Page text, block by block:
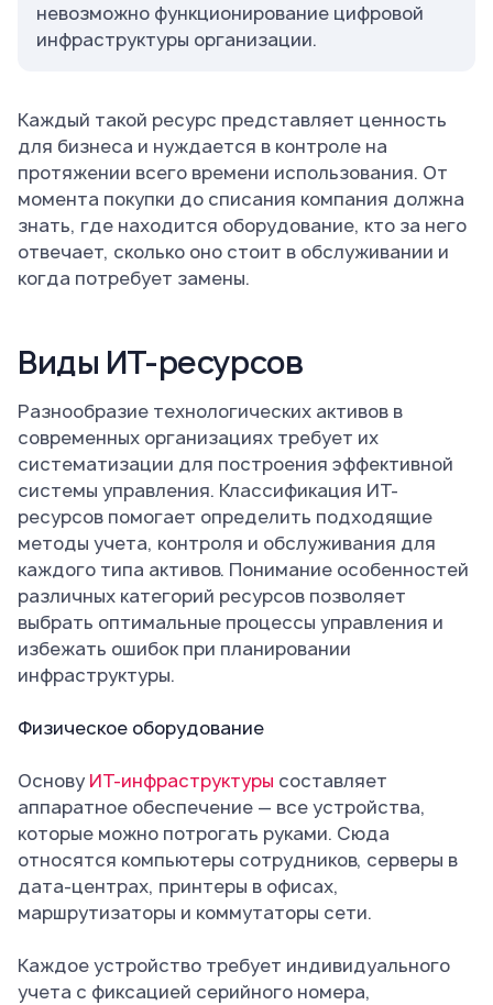
невозможно функционирование цифровой
инфраструктуры организации.
Каждый такой ресурс представляет ценность
для бизнеса и нуждается в контроле на
протяжении всего времени использования. От
момента покупки до списания компания должна
знать, где находится оборудование, кто за него
отвечает, сколько оно стоит в обслуживании и
когда потребует замены.
Виды ИТ-ресурсов
Разнообразие технологических активов в
современных организациях требует их
систематизации для построения эффективной
системы управления. Классификация ИТ-
ресурсов помогает определить подходящие
методы учета, контроля и обслуживания для
каждого типа активов. Понимание особенностей
различных категорий ресурсов позволяет
выбрать оптимальные процессы управления и
избежать ошибок при планировании
инфраструктуры.
Физическое оборудование
Основу ИТ-инфраструктуры составляет
аппаратное обеспечение — все устройства,
которые можно потрогать руками. Сюда
относятся компьютеры сотрудников, серверы в
дата-центрах, принтеры в офисах,
маршрутизаторы и коммутаторы сети.
Каждое устройство требует индивидуального
учета с фиксацией серийного номера,